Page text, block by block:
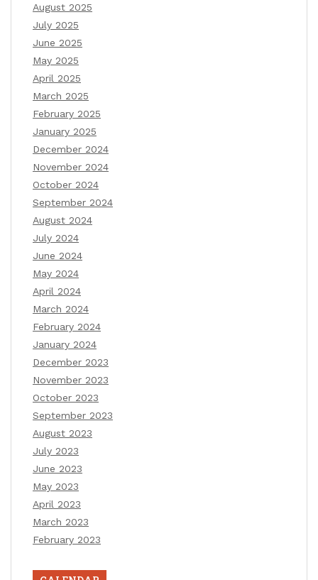
August 2025
July 2025
June 2025
May 2025
April 2025
March 2025
February 2025
January 2025
December 2024
November 2024
October 2024
September 2024
August 2024
July 2024
June 2024
May 2024
April 2024
March 2024
February 2024
January 2024
December 2023
November 2023
October 2023
September 2023
August 2023
July 2023
June 2023
May 2023
April 2023
March 2023
February 2023